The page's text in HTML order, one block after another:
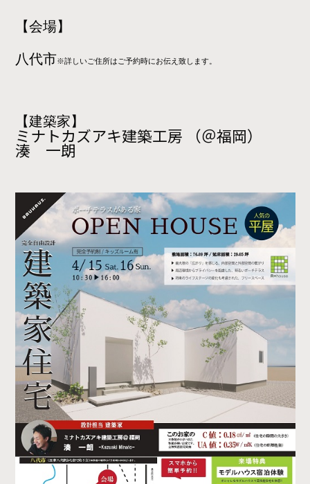
【会場】
八代市※詳しいご住所はご予約時にお伝え致します。
【建築家】
ミナトカズアキ建築工房 （＠福岡）
湊 一朗